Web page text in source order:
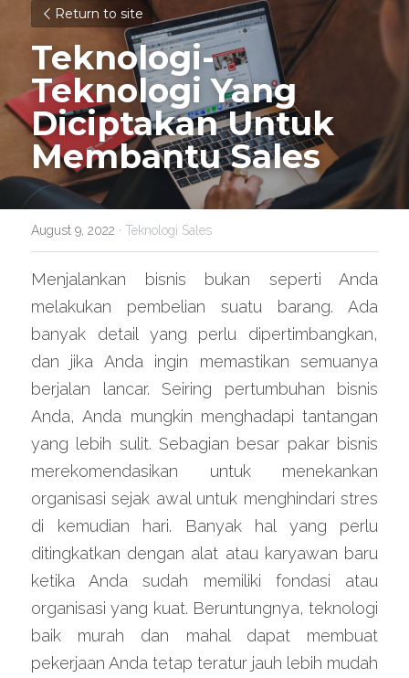
Return to site
Teknologi-
Teknologi Yang
Diciptakan Untuk
Membantu Sales
August 9, 2022 · Teknologi Sales
Menjalankan bisnis bukan seperti Anda
melakukan pembelian suatu barang. Ada
banyak detail yang perlu dipertimbangkan,
dan jika Anda ingin memastikan semuanya
berjalan lancar. Seiring pertumbuhan bisnis
Anda, Anda mungkin menghadapi tantangan
yang lebih sulit. Sebagian besar pakar bisnis
merekomendasikan untuk menekankan
organisasi sejak awal untuk menghindari stres
di kemudian hari. Banyak hal yang perlu
ditingkatkan dengan alat atau karyawan baru
ketika Anda sudah memiliki fondasi atau
organisasi yang kuat. Beruntungnya, teknologi
baik murah dan mahal dapat membuat
pekerjaan Anda tetap teratur jauh lebih mudah